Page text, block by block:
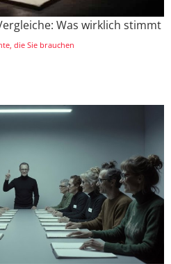
Was wirklich stimmt
die Sie brauchen